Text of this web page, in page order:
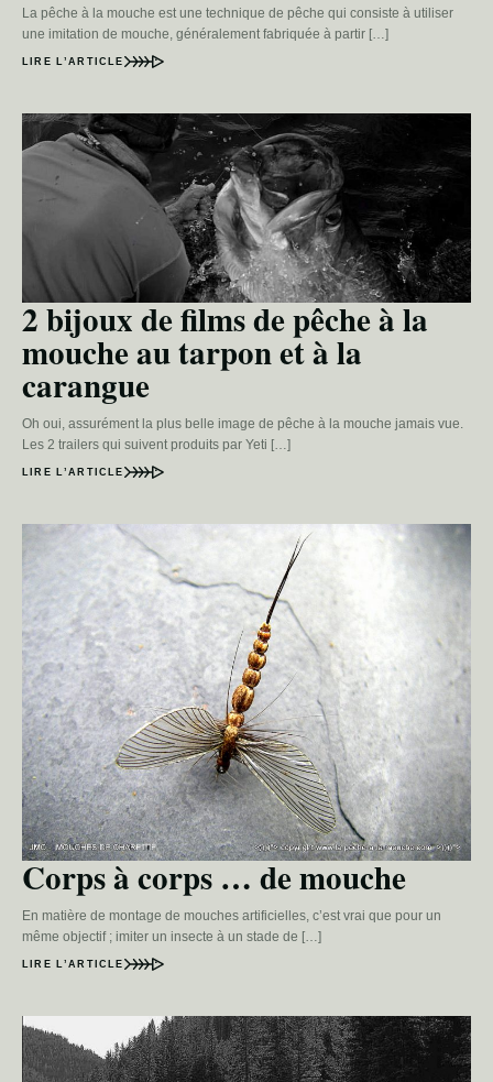
La pêche à la mouche est une technique de pêche qui consiste à utiliser
une imitation de mouche, généralement fabriquée à partir […]
LIRE L’ARTICLE
2 bijoux de films de pêche à la
mouche au tarpon et à la
carangue
Oh oui, assurément la plus belle image de pêche à la mouche jamais vue.
Les 2 trailers qui suivent produits par Yeti […]
LIRE L’ARTICLE
Corps à corps … de mouche
En matière de montage de mouches artificielles, c’est vrai que pour un
même objectif ; imiter un insecte à un stade de […]
LIRE L’ARTICLE